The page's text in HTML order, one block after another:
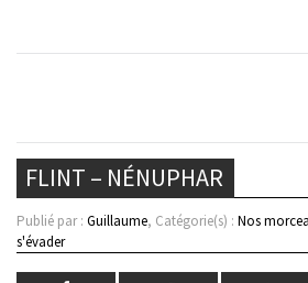
FLINT – NÉNUPHAR
Publié par : Guillaume, Catégorie(s) : Nos
s'évader